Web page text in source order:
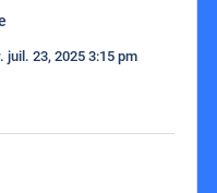
juil. 23, 2025 3:15 pm